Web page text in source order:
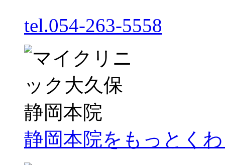
tel.054-263-5558
静岡本院をもっとく